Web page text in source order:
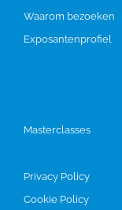
Waarom bezoeken
Exposantenprofiel
Masterclasses
Privacy Policy
Cookie Policy